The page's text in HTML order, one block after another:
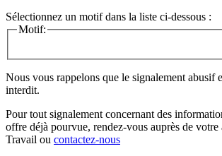
Sélectionnez un motif dans la liste ci-dessous :
Motif:
Nous vous rappelons que le signalement abusif
interdit.
Pour tout signalement concernant des
offre déjà pourvue, rendez-vous auprès de votre
Travail ou contactez-nous